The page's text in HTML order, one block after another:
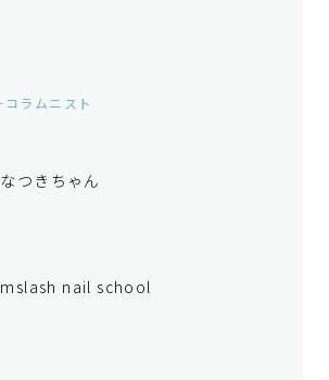
コラムニスト
なつきちゃん
mslash nail school